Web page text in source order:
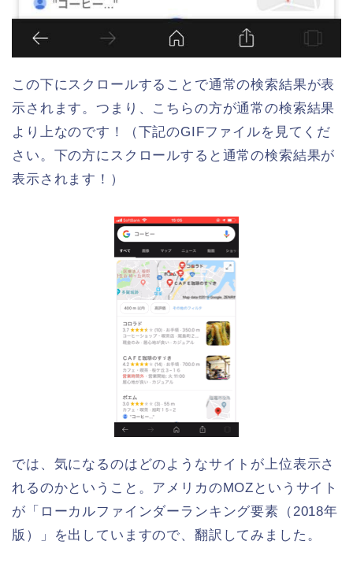
この下にスクロールすることで通常の検索結果が表
示されます。つまり、こちらの方が通常の検索結果
より上なのです！（下記のGIFファイルを見てくだ
さい。下の方にスクロールすると通常の検索結果が
表示されます！）
では、気になるのはどのようなサイトが上位表示さ
れるのかということ。アメリカのMOZというサイト
が「ローカルファインダーランキング要素（2018年
版）」を出していますので、翻訳してみました。